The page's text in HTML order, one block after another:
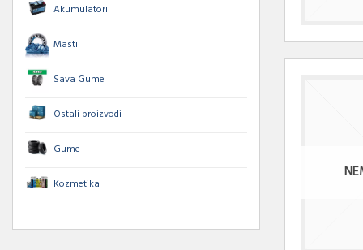
Akumulatori
Masti
Sava Gume
Ostali proizvodi
Gume
Kozmetika